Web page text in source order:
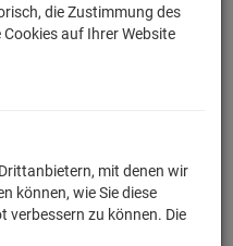
die Zustimmung des
auf Ihrer Website
mit denen wir
können, wie Sie diese
verbessern zu können. Die